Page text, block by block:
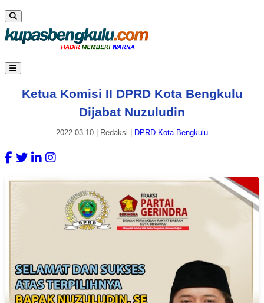
Ketua Komisi II DPRD Kota Bengkulu
Dijabat Nuzuludin
2022-03-10 Redaksi DPRD Kota Bengkulu